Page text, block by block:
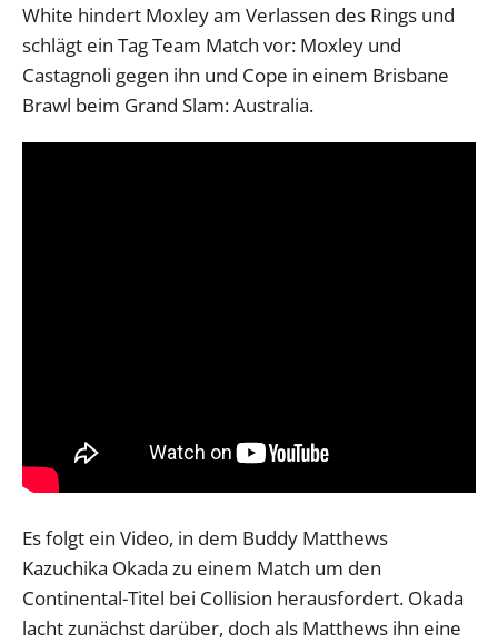
White hindert Moxley am Verlassen des Rings und
schlägt ein Tag Team Match vor: Moxley und
Castagnoli gegen ihn und Cope in einem Brisbane
Brawl beim Grand Slam: Australia.
Es folgt ein Video, in dem Buddy Matthews
Kazuchika Okada zu einem Match um den
Continental-Titel bei Collision herausfordert. Okada
lacht zunächst darüber, doch als Matthews ihn eine